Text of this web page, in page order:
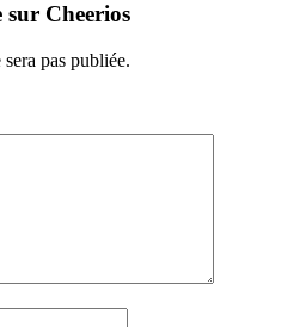
Cheerios
sera pas publiée.